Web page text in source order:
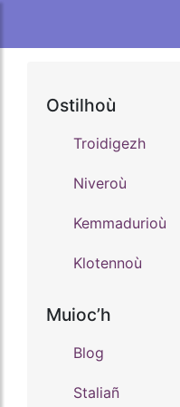
Ostilhoù
Troidigezh
Niveroù
Kemmadurioù
Klotennoù
Muiocʼh
Blog
Staliañ